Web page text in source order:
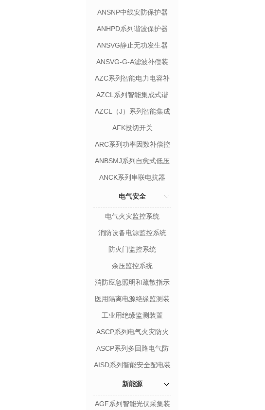
ANSNP中线安防保护器
ANHPD系列谐波保护器
ANSVG静止无功发生器
ANSVG-G-A滤波补偿装
置
AZC系列智能电力电容补
偿装置
AZCL系列智能集成式谐
波抑制电力电容补偿装置
AZCL（J）系列智能集成
式谐波抑制电力电容补偿
AFK投切开关
ARC系列功率因数补偿控
制器
ANBSMJ系列自愈式低压
并联电容器
ANCK系列串联电抗器
电气安全
电气火灾监控系统
消防设备电源监控系统
防火门监控系统
余压监控系统
消防应急照明和疏散指示
医用隔离电源绝缘监测装
置
工业用绝缘监测装置
ASCP系列电气火灾防火
限流式保护器
ASCP系列多回路电气防
火限流式保护箱
AISD系列智能安全配电装
新能源
AGF系列智能光伏采集装